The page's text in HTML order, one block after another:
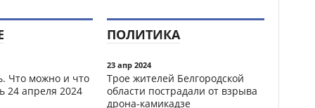
Что можно и что
24 апреля 2024
ПОЛИТИКА
23 апр 2024
Трое жителей Белгородской
области пострадали от взрыва
дрона-камикадзе